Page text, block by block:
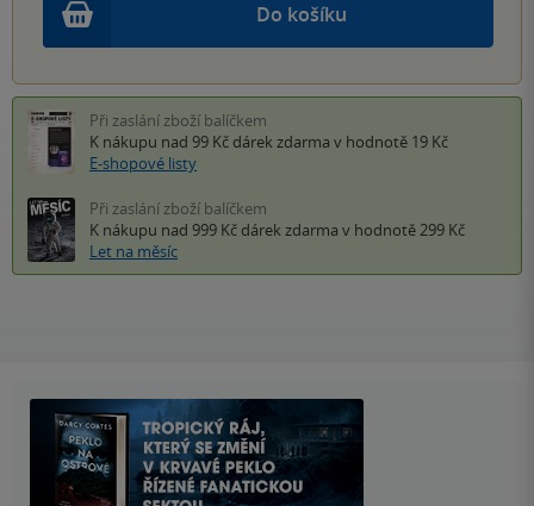
Do košíku
Při zaslání zboží balíčkem
K nákupu nad 99 Kč dárek zdarma v hodnotě 19 Kč
E-shopové listy
Při zaslání zboží balíčkem
K nákupu nad 999 Kč dárek zdarma v hodnotě 299 Kč
Let na měsíc